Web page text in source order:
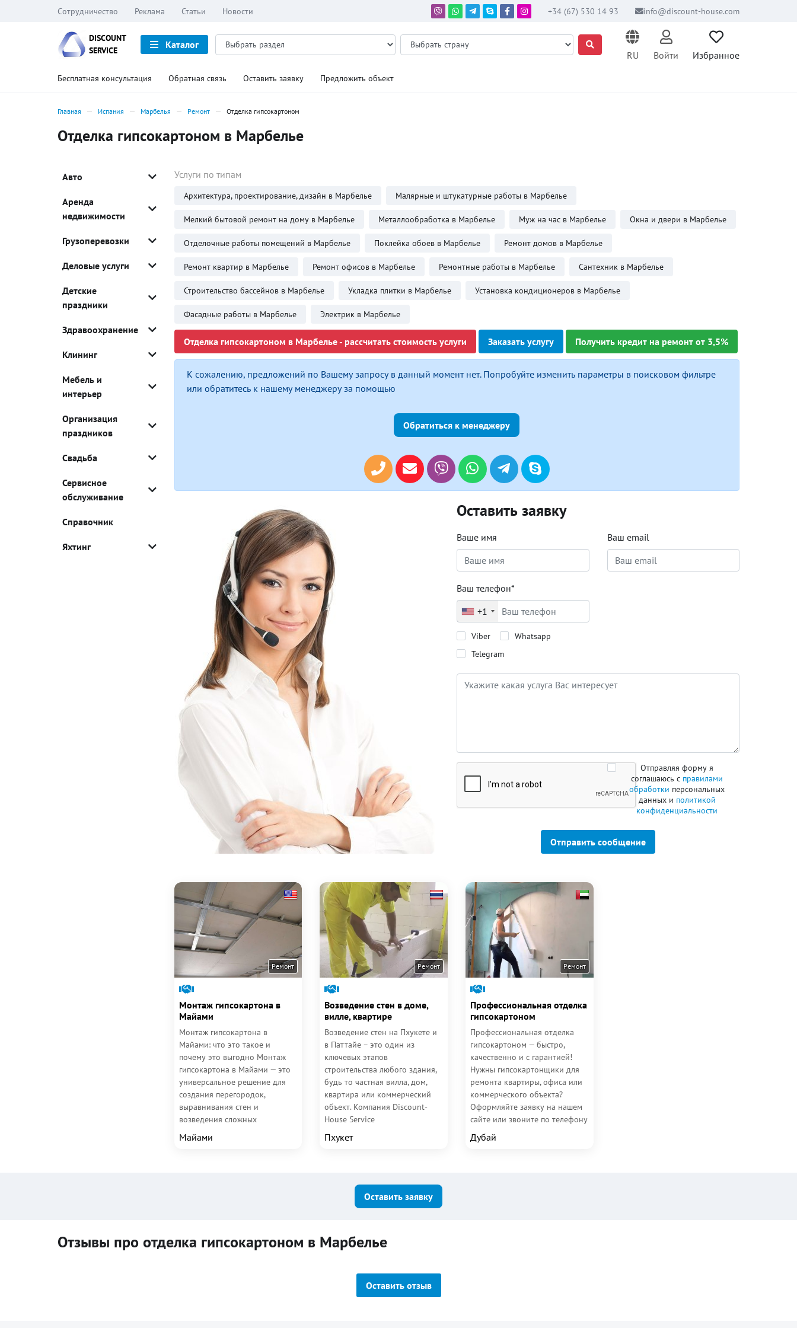
Сотрудничество Реклама Статьи Новости +34 (67) 530 14 93 info@discount-house.com
DISCOUNT
SERVICE
Каталог
RU
Войти Избранное
Бесплатная консультация Обратная связь Оставить заявку Предложить объект
Главная Испания Марбелья Ремонт Отделка гипсокартоном
Отделка гипсокартоном в Марбелье
Авто
Аренда
недвижимости
Грузоперевозки
Деловые услуги
Детские
праздники
Здравоохранение
Клининг
Мебель и
интерьер
Организация
праздников
Свадьба
Сервисное
обслуживание
Справочник
Яхтинг
Услуги по типам
Архитектура, проектирование, дизайн в Марбелье Малярные и штукатурные работы в Марбелье
Мелкий бытовой ремонт на дому в Марбелье Металлообработка в Марбелье Муж на час в Марбелье Окна и двери в Марбелье
Отделочные работы помещений в Марбелье Поклейка обоев в Марбелье Ремонт домов в Марбелье
Ремонт квартир в Марбелье Ремонт офисов в Марбелье Ремонтные работы в Марбелье Сантехник в Марбелье
Строительство бассейнов в Марбелье Укладка плитки в Марбелье Установка кондиционеров в Марбелье
Фасадные работы в Марбелье Электрик в Марбелье
Отделка гипсокартоном в Марбелье - рассчитать стоимость услуги Заказать услугу Получить кредит на ремонт от 3,5%
К сожалению, предложений по Вашему запросу в данный момент нет. Попробуйте изменить параметры в поисковом фильтре
или обратитесь к нашему менеджеру за помощью
Обратиться к менеджеру
Оставить заявку
Ваше имя Ваш email
Ваш телефон*
+1
Viber
Whatsapp
Telegram
Отправляя форму я
соглашаюсь с правилами
обработки персональных
данных и политикой
конфиденциальности
Отправить сообщение
Ремонт
Монтаж гипсокартона в
Майами
Монтаж гипсокартона в
Майами: что это такое и
почему это выгодно Монтаж
гипсокартона в Майами — это
универсальное решение для
создания перегородок,
выравнивания стен и
возведения сложных
конструкций любой сложности.
Что это такое? Это...
Майами
Ремонт
Возведение стен в доме,
вилле, квартире
Возведение стен на Пхукете и
в Паттайе – это один из
ключевых этапов
строительства любого здания,
будь то частная вилла, дом,
квартира или коммерческий
объект. Компания Discount-
House Service
профессионально выполняет
полный комплекс работ...
Пхукет
Ремонт
Профессиональная отделка
гипсокартоном
Профессиональная отделка
гипсокартоном — быстро,
качественно и с гарантией!
Нужны гипсокартонщики для
ремонта квартиры, офиса или
коммерческого объекта?
Оформляйте заявку на нашем
сайте или звоните по телефону
— выезд в день...
Дубай
Оставить заявку
Отзывы про отделка гипсокартоном в Марбелье
Оставить отзыв